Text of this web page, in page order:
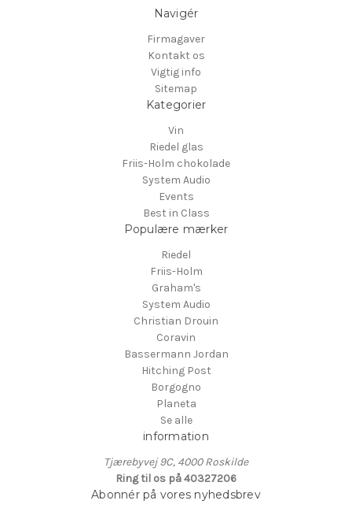
Navigér
Firmagaver
Kontakt os
Vigtig info
Sitemap
Kategorier
Vin
Riedel glas
Friis-Holm chokolade
System Audio
Events
Best in Class
Populære mærker
Riedel
Friis-Holm
Graham's
System Audio
Christian Drouin
Coravin
Bassermann Jordan
Hitching Post
Borgogno
Planeta
Se alle
information
Tjærebyvej 9C, 4000 Roskilde
Ring til os på 40327206
Abonnér på vores nyhedsbrev